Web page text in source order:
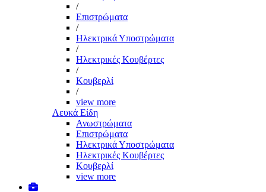
/
Επιστρώματα
/
Ηλεκτρικά Υποστρώματα
/
Ηλεκτρικές Κουβέρτες
/
Κουβερλί
/
view more
Λευκά Είδη
Ανωστρώματα
Επιστρώματα
Ηλεκτρικά Υποστρώματα
Ηλεκτρικές Κουβέρτες
Κουβερλί
view more